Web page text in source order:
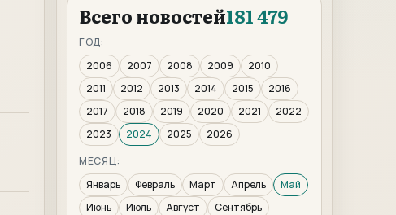
Всего новостей181 479
ГОД:
2006
2007 2008 2009
2010
2011
2012 2013 2014 2015
2016
2017
2018 2019 2020 2021
2022
2023
2024 2025
2026
МЕСЯЦ:
Январь
Февраль Март Апрель
Май
Июнь
Июль Август
Сентябрь